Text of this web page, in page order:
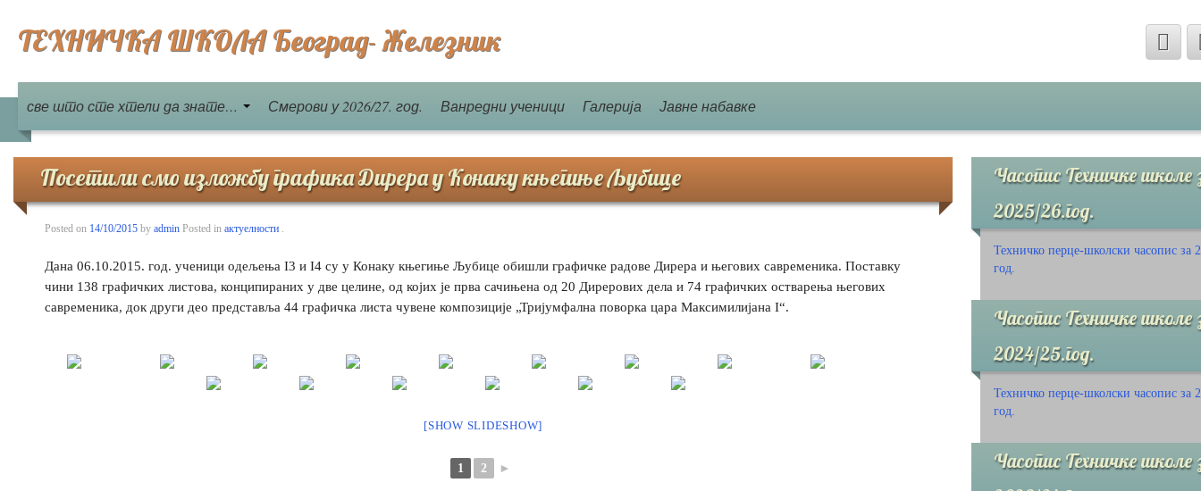
ТЕХНИЧКА ШКОЛА Београд- Железник
све што сте хтели да знате… Смерови у 2026/27. год. Ванредни ученици Галерија Јавне набавке
Посетили смо изложбу графика Дирера у Конаку књегиње Љубице
Posted on 14/10/2015 by admin Posted in актуелности .
Дана 06.10.2015. год. ученици одељења I3 и I4 су у Конаку књегиње Љубице обишли графичке радове Дирера и његових савременика. Поставку
чини 138 графичких листова, конципираних у две целине, од којих је прва сачињена од 20 Дирерових дела и 74 графичких остварења његових
савременика, док други део представља 44 графичка листа чувене композиције „Тријумфална поворка цара Максимилијана I“.
[SHOW SLIDESHOW]
1 2 ►
Часопис Техничке школе
2025/26.год.
Техничко перце-школски часопис за
год.
Часопис Техничке школе
2024/25.год.
Техничко перце-школски часопис за
год.
Часопис Техничке школе